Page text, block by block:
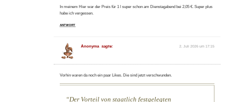
In meinem Hier war der Preis für 1 l super schon am Dienstagabend bei 2,05 €. Super plus
habe ich vergessen.
ANTWORT
Anonyma sagte: 2. Juli 2026 um 17:15
Vorhin waren da noch ein paar Likes. Die sind jetzt verschwunden.
Der Vorteil von staatlich festgelegten